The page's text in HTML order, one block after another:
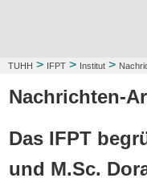
TUHH > IFPT > Institut >
Nachrichten-
Das IFPT
und M.Sc.